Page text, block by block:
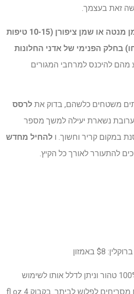
זאת בעצמך.
לרסס שמן מנטה או שמן ציפורן (10-15 טיפות
בחלק הפנימי של אדני החלונות
מהם להיכנס למרחבי המגורים
משטחים כלשהם, בדוק את לרסס
נשארת יעילה למשך מספר
במקום קריר וחשוך. ו להחיל מחדש
להתעורר לאורך כל הקיץ.
$8 באמזון
שמן אתרי ציפורן זה הוא 100% טהור וניתן לדלל אותו לשימוש
בתרסיס כדי למנוע חרקים מסריחים לפלוש לביתך. בקבוק 4 fl oz